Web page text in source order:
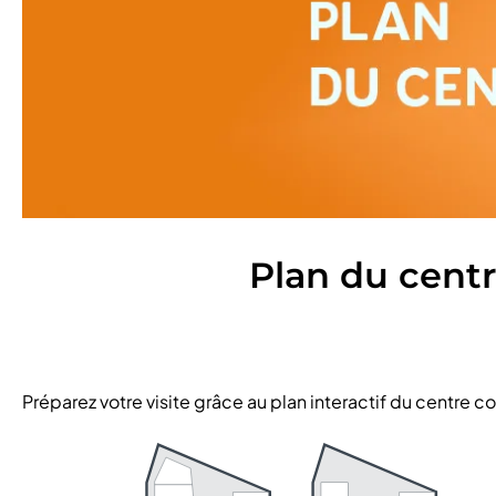
Plan du
Préparez votre visite grâce au plan interactif du centre